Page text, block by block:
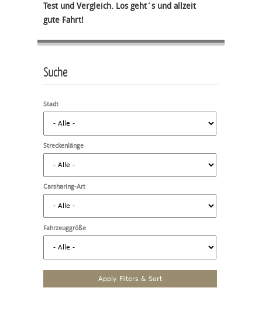
Test und Vergleich. Los geht´s und allzeit
gute Fahrt!
Suche
Stadt
Streckenlänge
Carsharing-Art
Fahrzeuggröße